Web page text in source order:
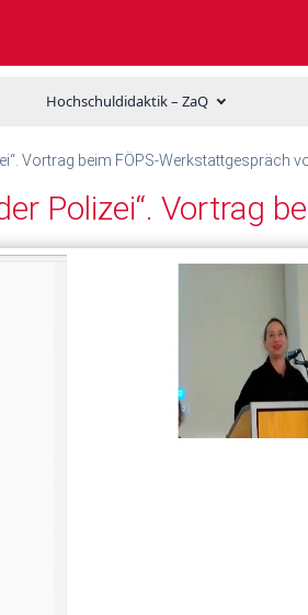
Hochschuldidaktik – ZaQ
Vortrag beim FÖPS-Werkstattgespräch